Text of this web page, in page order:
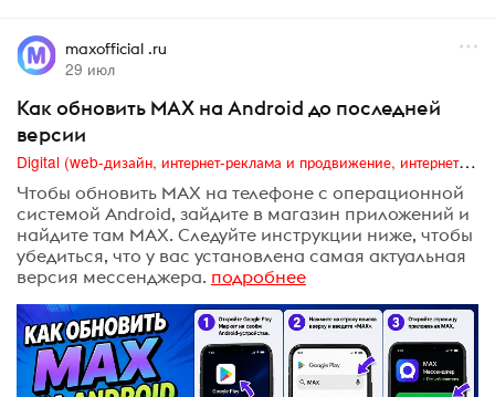
maxofficial .ru
29 июл
Как обновить MAX на Android до последней
версии
Digital (web-дизайн, интернет-реклама и продвижение, интернет-сообщества и блоги, интернет-коммуникации, мобильный маркетинг, реклама на цифровых экранах)
Чтобы обновить MAX на телефоне с операционной
системой Android, зайдите в магазин приложений и
найдите там MAX. Следуйте инструкции ниже, чтобы
убедиться, что у вас установлена самая актуальная
версия мессенджера. подробнее